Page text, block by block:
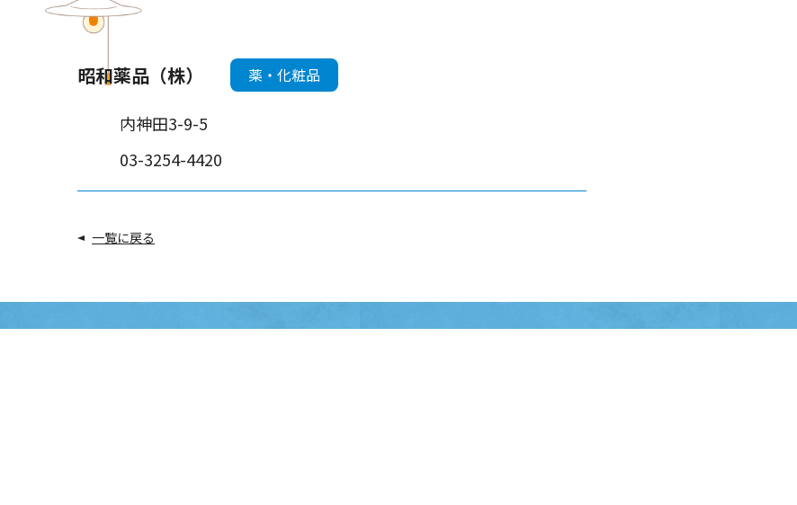
昭和薬品（株） 薬・化粧品
内神田3-9-5
03-3254-4420
一覧に戻る